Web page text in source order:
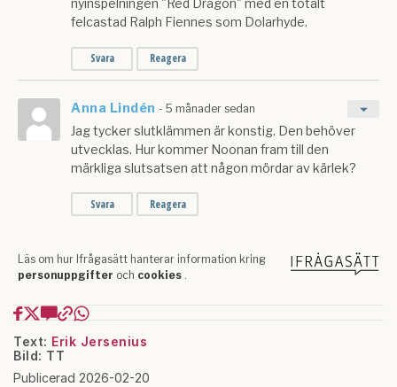
Text: Erik Jersenius
Bild: TT
Publicerad 2026-02-20